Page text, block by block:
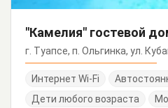
"Камелия" гостевой
г. Туапсе, п. Ольгинка, ул.
Интернет Wi-Fi
Дети любого возраста